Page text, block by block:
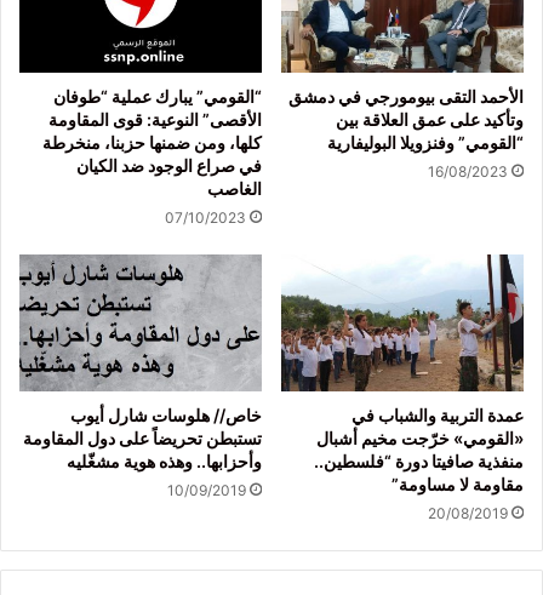
الأحمد التقى بيومورجي في دمشق
وتأكيد على عمق العلاقة بين
“القومي” وفنزويلا البوليفارية
16/08/2023
“القومي” يبارك عملية “طوفان
الأقصى” النوعية: قوى المقاومة
كلها، ومن ضمنها حزبنا، منخرطة
في صراع الوجود ضد الكيان
الغاصب
07/10/2023
عمدة التربية والشباب في
«القومي» خرّجت مخيم أشبال
منفذية صافيتا دورة “فلسطين..
مقاومة لا مساومة”
20/08/2019
خاص// هلوسات شارل أيوب
تستبطن تحريضاً على دول المقاومة
وأحزابها.. وهذه هوية مشغّليه
10/09/2019